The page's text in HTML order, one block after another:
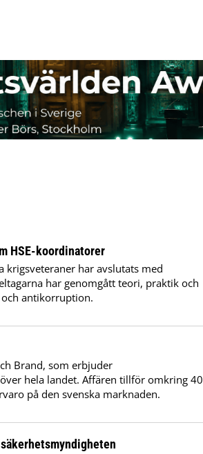
HSE-koordinatorer
har avslutats med
har genomgått teori, praktik och
antikorruption.
Brand, som erbjuder
hela landet. Affären tillför omkring 40
på den svenska marknaden.